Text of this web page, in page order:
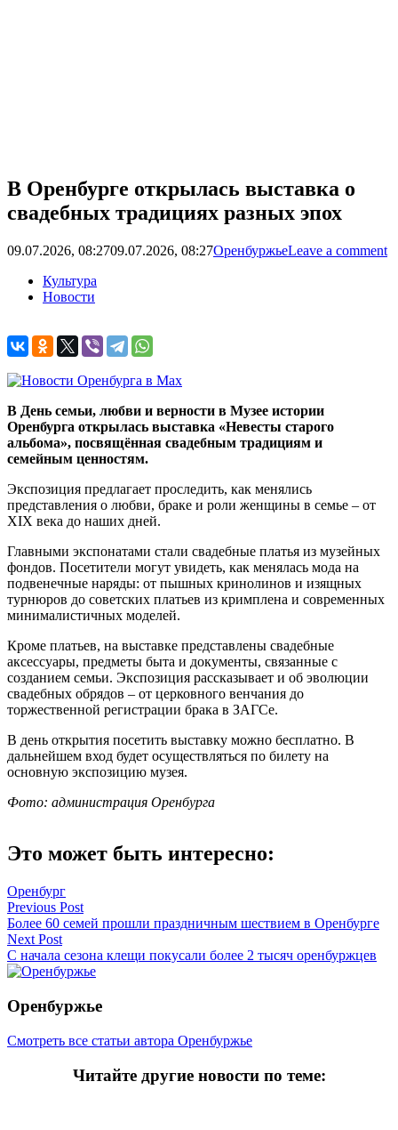
В Оренбурге открылась выставка о
свадебных традициях разных эпох
09.07.2026, 08:2709.07.2026, 08:27ОренбуржьеLeave a comment
Культура
Новости
В День семьи, любви и верности в Музее истории
Оренбурга открылась выставка «Невесты старого
альбома», посвящённая свадебным традициям и
семейным ценностям.
Экспозиция предлагает проследить, как менялись
представления о любви, браке и роли женщины в семье – от
XIX века до наших дней.
Главными экспонатами стали свадебные платья из музейных
фондов. Посетители могут увидеть, как менялась мода на
подвенечные наряды: от пышных кринолинов и изящных
турнюров до советских платьев из кримплена и современных
минималистичных моделей.
Кроме платьев, на выставке представлены свадебные
аксессуары, предметы быта и документы, связанные с
созданием семьи. Экспозиция рассказывает и об эволюции
свадебных обрядов – от церковного венчания до
торжественной регистрации брака в ЗАГСе.
В день открытия посетить выставку можно бесплатно. В
дальнейшем вход будет осуществляться по билету на
основную экспозицию музея.
Фото: администрация Оренбурга
Это может быть интересно:
Оренбург
Навигация
по
записям
Previous Post
Более 60 семей прошли праздничным шествием в Оренбурге
Next Post
С начала сезона клещи покусали более 2 тысяч оренбуржцев
Оренбуржье
Смотреть все статьи автора Оренбуржье
Читайте другие новости по теме: